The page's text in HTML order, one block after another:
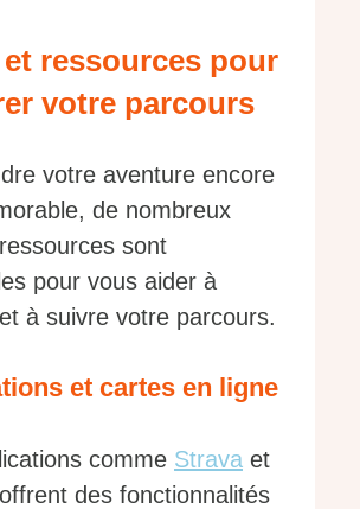
ressources pour
votre parcours
votre aventure encore
de nombreux
sont
pour vous aider à
à suivre votre parcours.
et cartes en ligne
comme Strava et
des fonctionnalités